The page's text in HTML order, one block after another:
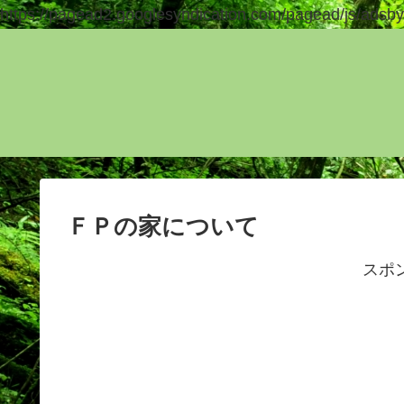
https://pagead2.googlesyndication.com/pagead/js/
ＦＰの家について
スポ